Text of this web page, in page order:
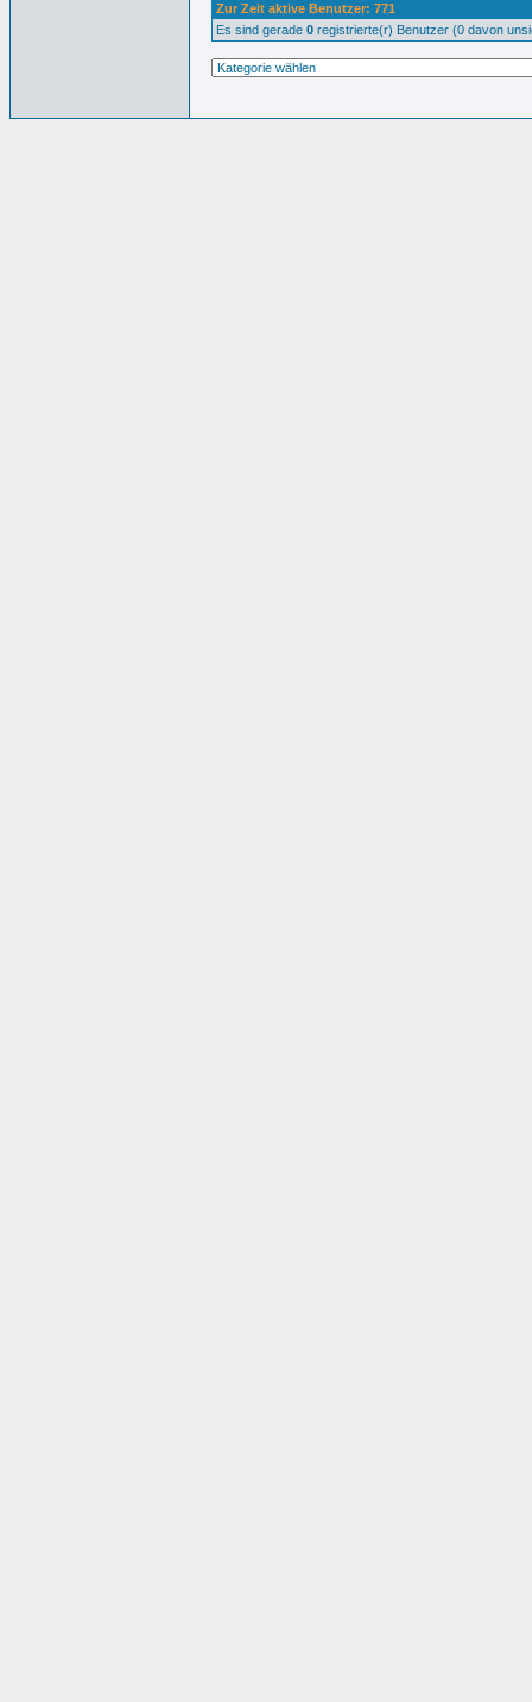
Zur Zeit aktive Benutzer: 771
Es sind gerade 0 registrierte(r) Benutzer (0 davon